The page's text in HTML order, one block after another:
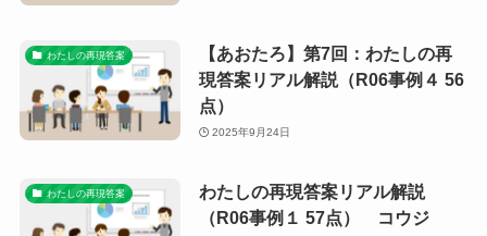
わたしの再現答案
【あおたろ】第7回：わたしの再
現答案リアル解説（R06事例４ 56
点）
2025年9月24日
わたしの再現答案
わたしの再現答案リアル解説
（R06事例１ 57点） コウジ